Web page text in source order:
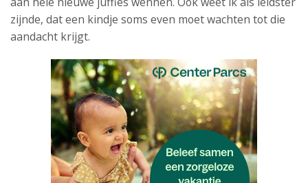
zijnde, dat een kindje soms even moet wachten tot die
aandacht krijgt.